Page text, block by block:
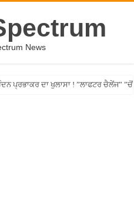
News
ਪ੍ਰਭਾਕਰ ਦਾ ਖੁਲਾਸਾ ! ”ਲਾਫਟਰ ਚੈਲੇਂਜ”